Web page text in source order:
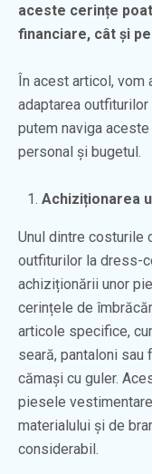
aceste cerințe
financiare, cât și
În acest articol, vom
adaptarea
putem naviga
personal și bugetul.
Achiziționarea
Unul dintre costurile
outfiturilor la dress-
achiziționării unor
cerințele de
articole specifice,
seară, pantaloni sau
cămași cu guler.
piesele
materialului și de
considerabil.